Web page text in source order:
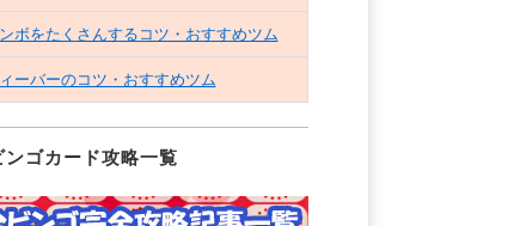
ボをたくさんするコツ・おすすめツム
ーバーのコツ・おすすめツム
ンゴカード攻略一覧